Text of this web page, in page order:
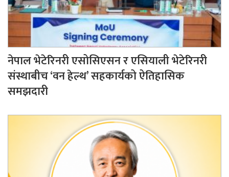
नेपाल भेटेरिनरी एसोसिएसन र एसियाली भेटेरिनरी
संस्थाबीच ‘वन हेल्थ’ सहकार्यको ऐतिहासिक
समझदारी